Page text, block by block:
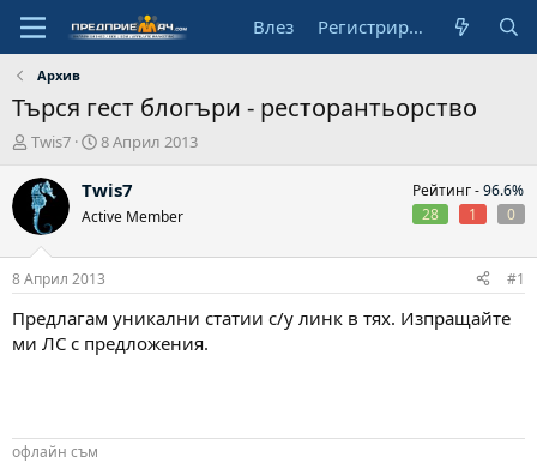
Влез Регистрирай се
Архив
Търся гест блогъри - ресторантьорство
А
т
о
р
Twis7
Н
ч
а
л
а
д
а
а
8 Април 2013
Twis7
Active Member
Рейтинг -96.6%
28
1 0
8 Април 2013 #1
Предлагам уникални статии с/у линк в тях. Изпращайте
ми ЛС с предложения.
офлайн съм